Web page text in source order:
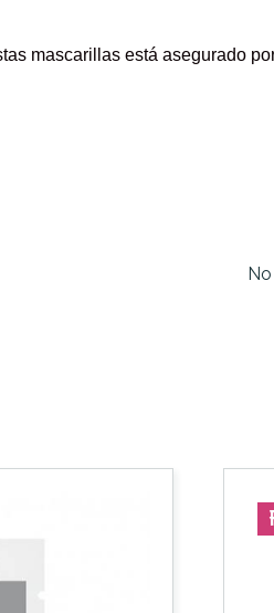
mascarillas está asegurado